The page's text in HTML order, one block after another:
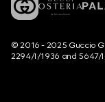
© 2016 - 2025 Guccio
2294/I/1936 and 5647/